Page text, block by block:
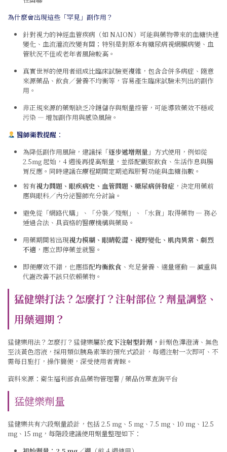
為什麼會出現這些「罕見」副作用？
針對視力的神經血管疾病（如 NAION）可能與藥物帶來的血糖快速
變化、血流灌流改變有關；特別是對原本有糖尿病視網膜病變、血
管狀況不佳或老年者風險較高。
真實世界的使用者組成比臨床試驗更複雜，包含合併多病症、隨意
來源藥品、飲食／營養不均衡等，容易產生臨床試驗未列出的副作
用。
非正規來源的藥劑缺乏冷鏈儲存與劑量控管，可能導致藥效不穩或
污染 — 增加副作用與感染風險。
醫師衛教提醒：
為降低副作用風險，建議採「逐步遞增劑量 」方式使用，例如從
2.5mg 起始，4 週後再提高劑量，並搭配觀察飲食、生活作息與腸
胃反應。同時建議在療程期間定期追蹤肝腎功能與血糖指數。
若有視力問題、眼疾病史、血管問題、糖尿病併發症 ，決定用藥前
應與眼科／內分泌醫師充分討論。
避免從「網路代購」、「分裝／殘劑」、「水貨」取得藥物 — 務必
通過合法、具資格的醫療機構與藥局。
用藥期間若出現視力模糊、眼睛乾澀、視野變化、肌肉異常、劇烈
不適 ，應立即停藥並就醫。
即便療效不錯，也應搭配均衡飲食 、充足營養、適量運動 — 減重與
代謝改善不該只依賴藥物。
猛健樂打法？怎麼打？注射部位？劑量調整、
用藥週期？
猛健樂用法？怎麼打？猛健樂屬於皮下注射型針劑， 針劑色澤澄清、無色
至淡黃色溶液 ，採用類似胰島素筆的預充式設計，每週注射一次即可、不
需每日施打，操作簡便，深受使用者青睞。
資料來源： 衛生福利部食品藥物管理署 / 藥品仿單查詢平台
猛健樂劑量
猛健樂共有六段劑量設計，包括 2.5 mg、5 mg、7.5 mg、10 mg、12.5
mg、15 mg，每階段建議使用劑量整理如下：